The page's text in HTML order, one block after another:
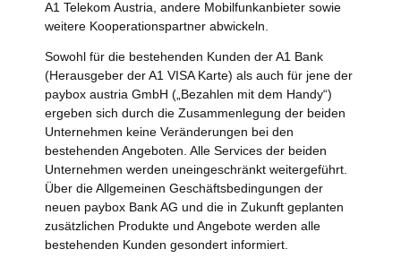
A1 Telekom Austria, andere Mobilfunkanbieter sowie
weitere Kooperationspartner abwickeln.
Sowohl für die bestehenden Kunden der A1 Bank
(Herausgeber der A1 VISA Karte) als auch für jene der
paybox austria GmbH („Bezahlen mit dem Handy“)
ergeben sich durch die Zusammenlegung der beiden
Unternehmen keine Veränderungen bei den
bestehenden Angeboten. Alle Services der beiden
Unternehmen werden uneingeschränkt weitergeführt.
Über die Allgemeinen Geschäftsbedingungen der
neuen paybox Bank AG und die in Zukunft geplanten
zusätzlichen Produkte und Angebote werden alle
bestehenden Kunden gesondert informiert.